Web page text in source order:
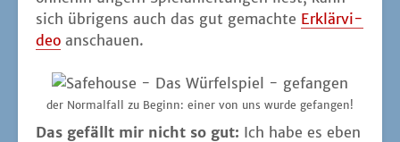
sich übri­gens auch das gut gemach­te Erklär­vi­
deo anschauen.
der Nor­mal­fall zu Beginn: einer von uns wur­de gefangen!
Das gefällt mir nicht so gut: Ich habe es eben